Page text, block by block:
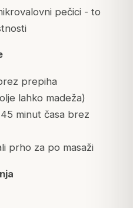
pečici - to
prepiha
lahko madeža)
minut časa brez
prho za po masaži